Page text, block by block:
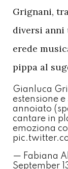
Grignani,
diversi
erede
pippa al
Gianluca
estensione e
annoiato
cantare in
emoziona
— Fabiana
September